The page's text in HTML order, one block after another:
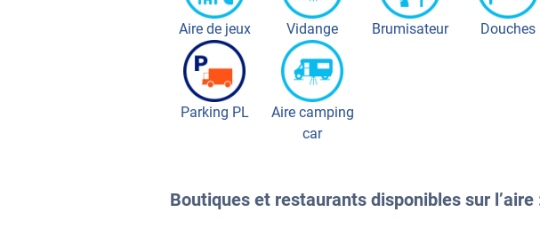
Aire de jeux Vidange Brumisateur Douches
Parking PL
Aire camping
car
Boutiques et restaurants disponibles sur l’aire